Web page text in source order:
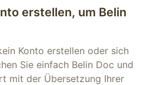
erstellen, um Belin
Konto erstellen oder sich
Sie einfach Belin Doc und
mit der Übersetzung Ihrer